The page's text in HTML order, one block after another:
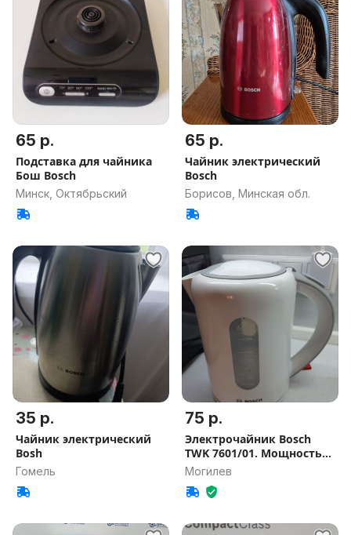
65 р.
Подставка для чайника
Бош Bosch
Минск, Октябрьский
65 р.
Чайник электрический
Bosch
Борисов, Минская обл.
35 р.
Чайник электрический
Bosh
Гомель
75 р.
Электрочайник Bosch
TWK 7601/01. Мощность
2200 Вт.
Могилев